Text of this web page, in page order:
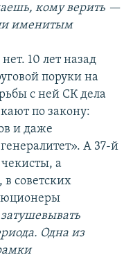
кому верить —
именитым
10 лет назад
поруки на
с ней СК дела
по закону:
и даже
А 37-й
а
в советских
Одна из